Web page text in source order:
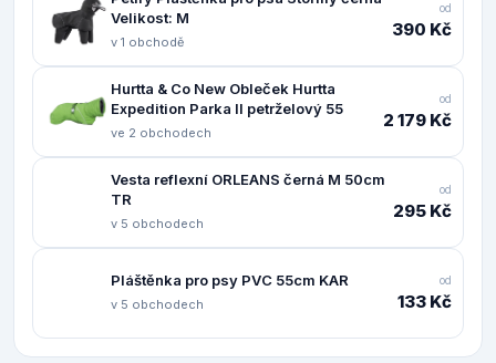
Velikost: M
v 1 obchodě
od
390 Kč
Hurtta & Co New Obleček Hurtta
Expedition Parka II petrželový 55
ve 2 obchodech
od
2 179 Kč
Vesta reflexní ORLEANS černá M 50cm
TR
v 5 obchodech
od
295 Kč
Pláštěnka pro psy PVC 55cm KAR
v 5 obchodech
od
133 Kč